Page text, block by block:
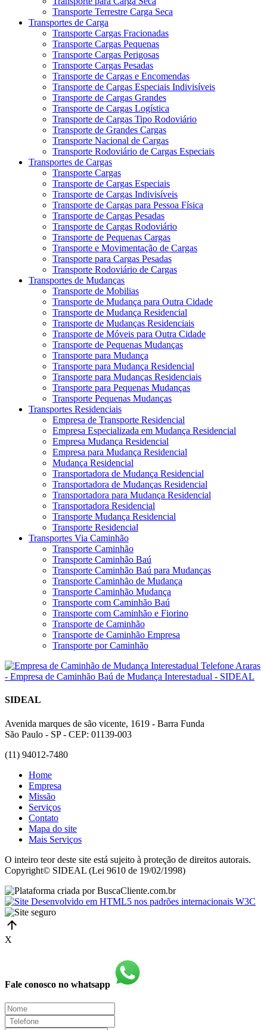
Transporte Terrestre Carga Seca
Transportes de Carga
Transporte Cargas Fracionadas
Transporte Cargas Pequenas
Transporte Cargas Perigosas
Transporte Cargas Pesadas
Transporte de Cargas e Encomendas
Transporte de Cargas Especiais Indivisíveis
Transporte de Cargas Grandes
Transporte de Cargas Logística
Transporte de Cargas Tipo Rodoviário
Transporte de Grandes Cargas
Transporte Nacional de Cargas
Transporte Rodoviário de Cargas Especiais
Transportes de Cargas
Transporte Cargas
Transporte de Cargas Especiais
Transporte de Cargas Indivisíveis
Transporte de Cargas para Pessoa Física
Transporte de Cargas Pesadas
Transporte de Cargas Rodoviário
Transporte de Pequenas Cargas
Transporte e Movimentação de Cargas
Transporte para Cargas Pesadas
Transporte Rodoviário de Cargas
Transportes de Mudanças
Transporte de Mobilias
Transporte de Mudança para Outra Cidade
Transporte de Mudança Residencial
Transporte de Mudanças Residenciais
Transporte de Móveis para Outra Cidade
Transporte de Pequenas Mudanças
Transporte para Mudança
Transporte para Mudança Residencial
Transporte para Mudanças Residenciais
Transporte para Pequenas Mudanças
Transporte Pequenas Mudanças
Transportes Residenciais
Empresa de Transporte Residencial
Empresa Especializada em Mudança Residencial
Empresa Mudança Residencial
Empresa para Mudança Residencial
Mudança Residencial
Transportadora de Mudança Residencial
Transportadora de Mudanças Residencial
Transportadora para Mudança Residencial
Transportadora Residencial
Transporte Mudança Residencial
Transporte Residencial
Transportes Via Caminhão
Transporte Caminhão
Transporte Caminhão Baú
Transporte Caminhão Baú para Mudanças
Transporte Caminhão de Mudança
Transporte Caminhão Mudança
Transporte com Caminhão Baú
Transporte com Caminhão e Fiorino
Transporte de Caminhão
Transporte de Caminhão Empresa
Transporte por Caminhão
SIDEAL
Avenida marques de são vicente, 1619 - Barra Funda
São Paulo - SP - CEP: 01139-003
(11) 94012-7480
Home
Empresa
Missão
Serviços
Contato
Mapa do site
Mais Serviços
O inteiro teor deste site está sujeito à proteção de direitos autorais.
Copyright© SIDEAL (Lei 9610 de 19/02/1998)
X
Fale conosco no whatsapp